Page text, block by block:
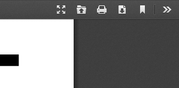
Presentation
Open Print Download
Current